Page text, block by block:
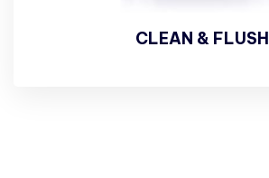
CLEAN & FLUSH